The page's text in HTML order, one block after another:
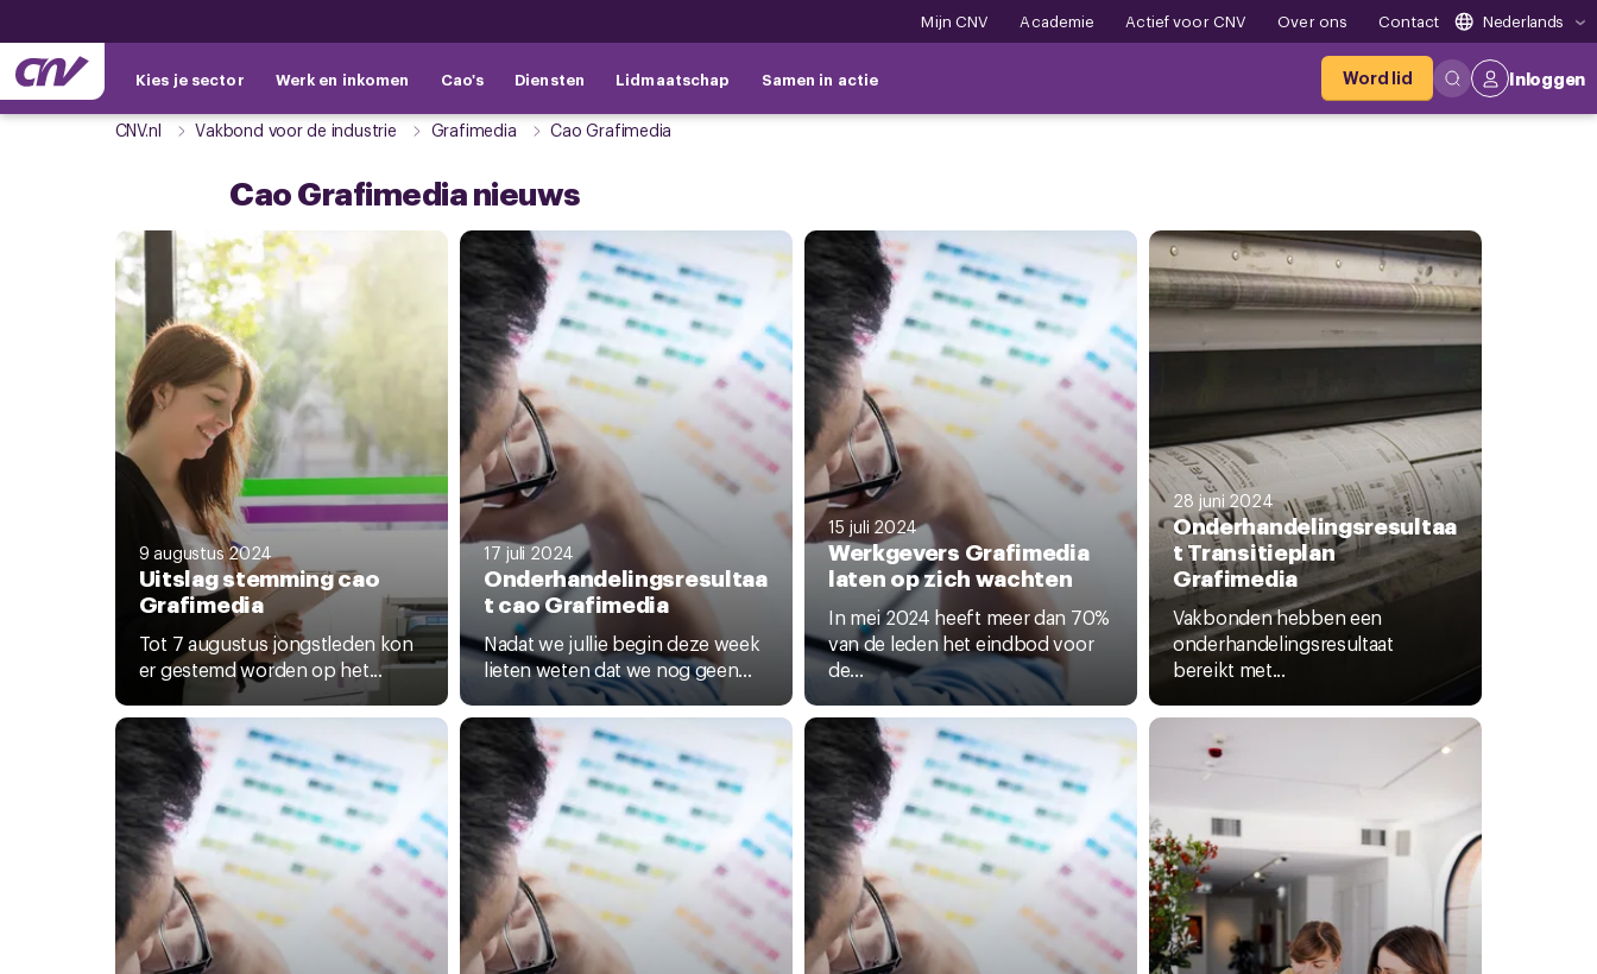
Mijn CNV Academie Actief voor CNV Over ons Contact Nederlands
Kies je sector Werk en inkomen Cao's Diensten Lidmaatschap Samen in actie Word lid Inloggen
CNV.nl Vakbond voor de industrie Grafimedia Cao Grafimedia
Cao Grafimedia nieuws
9 augustus 2024
Uitslag stemming cao
Grafimedia
Tot 7 augustus jongstleden kon
er gestemd worden op het...
17 juli 2024
Onderhandelingsresultaa
t cao Grafimedia
Nadat we jullie begin deze week
lieten weten dat we nog geen...
15 juli 2024
Werkgevers Grafimedia
laten op zich wachten
In mei 2024 heeft meer dan 70%
van de leden het eindbod voor
de...
28 juni 2024
Onderhandelingsresultaa
t Transitieplan
Grafimedia
Vakbonden hebben een
onderhandelingsresultaat
bereikt met...